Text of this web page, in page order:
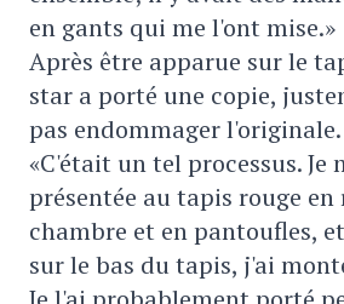
en gants qui me l'ont mise.»
Après être apparue sur le
star a porté une copie,
pas endommager l'originale.
«C'était un tel processus. Je
présentée au tapis rouge en
chambre et en pantoufles,
sur le bas du tapis, j'ai